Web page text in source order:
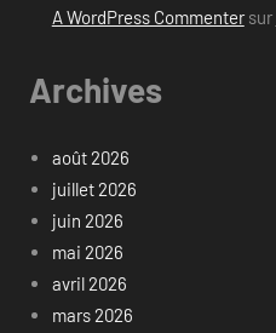
A WordPress Commentersur
Archives
août 2026
juillet 2026
juin 2026
mai 2026
avril 2026
mars 2026